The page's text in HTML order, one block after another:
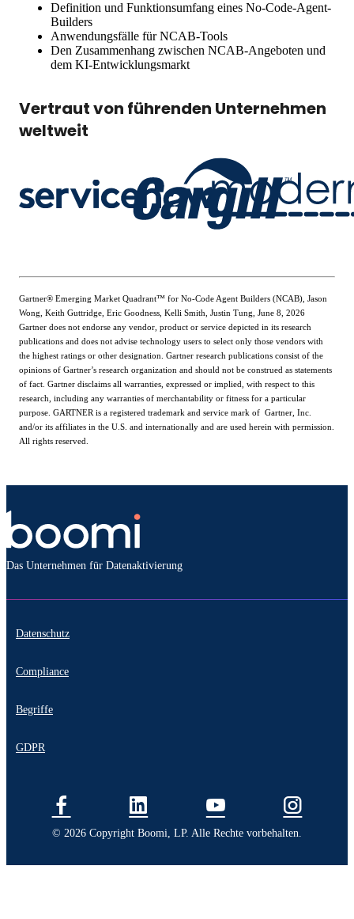
Definition und Funktionsumfang eines No-Code-Agent-
Builders
Anwendungsfälle für NCAB-Tools
Den Zusammenhang zwischen NCAB-Angeboten und
dem KI-Entwicklungsmarkt
Vertraut von führenden Unternehmen
weltweit
Gartner® Emerging Market Quadrant™ for No-Code Agent Builders (NCAB), Jason
Wong, Keith Guttridge, Eric Goodness, Kelli Smith, Justin Tung, June 8, 2026
Gartner does not endorse any vendor, product or service depicted in its research
publications and does not advise technology users to select only those vendors with
the highest ratings or other designation. Gartner research publications consist of the
opinions of Gartner’s research organization and should not be construed as statements
of fact. Gartner disclaims all warranties, expressed or implied, with respect to this
research, including any warranties of merchantability or fitness for a particular
purpose. GARTNER is a registered trademark and service mark of Gartner, Inc.
and/or its affiliates in the U.S. and internationally and are used herein with permission.
All rights reserved.
Das Unternehmen für Datenaktivierung
Datenschutz
Compliance
Begriffe
GDPR
© 2026 Copyright Boomi, LP. Alle Rechte vorbehalten.